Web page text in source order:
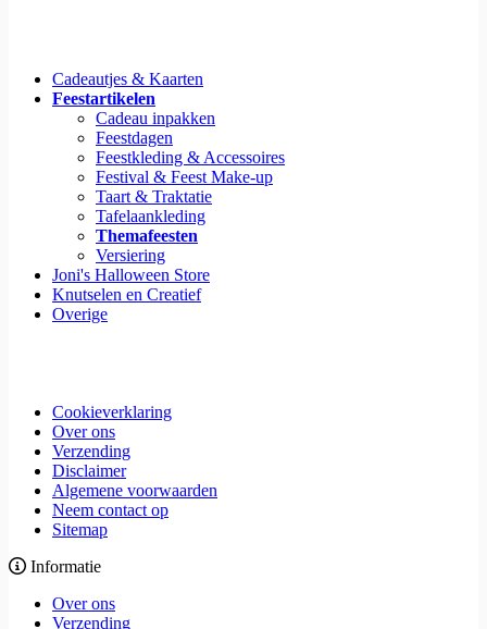
Cadeautjes & Kaarten
Feestartikelen
Cadeau inpakken
Feestdagen
Feestkleding & Accessoires
Festival & Feest Make-up
Taart & Traktatie
Tafelaankleding
Themafeesten
Versiering
Joni's Halloween Store
Knutselen en Creatief
Overige
Cookieverklaring
Over ons
Verzending
Disclaimer
Algemene voorwaarden
Neem contact op
Sitemap
Informatie
Over ons
Verzending